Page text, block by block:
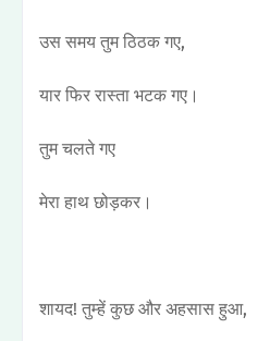
उस समय तुम ठिठक गए,
यार फिर रास्ता भटक गए।
तुम चलते गए
मेरा हाथ छोड़कर।
शायद! तुम्हें कुछ और अहसास हुआ,